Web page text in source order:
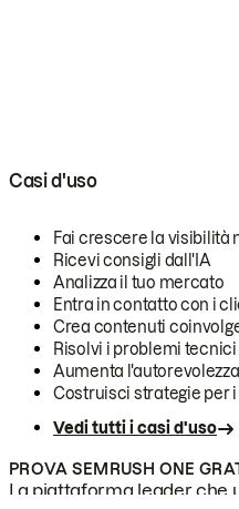
Casi d'uso
Fai crescere la visibilità
Ricevi consigli dall'IA
Analizza il tuo mercato
Entra in contatto con i
Crea contenuti
Risolvi i problemi tecnici
Aumenta
Costruisci strategie per
Vedi tutti i casi d'uso
PROVA SEMRUSH ONE
La piattaforma leader che